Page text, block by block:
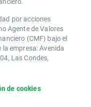
por acciones
Agente de Valores
(CMF) bajo el
empresa: Avenida
Las Condes,
de cookies